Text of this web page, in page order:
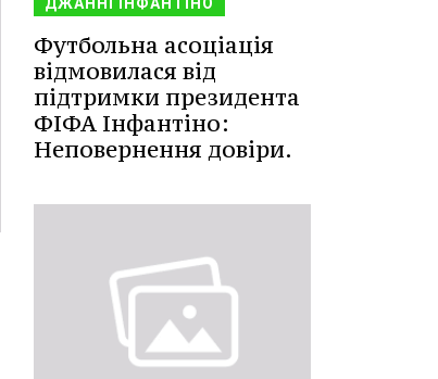
Футбольна асоціація
відмовилася від
підтримки президента
ФІФА Інфантіно:
Неповернення довіри.